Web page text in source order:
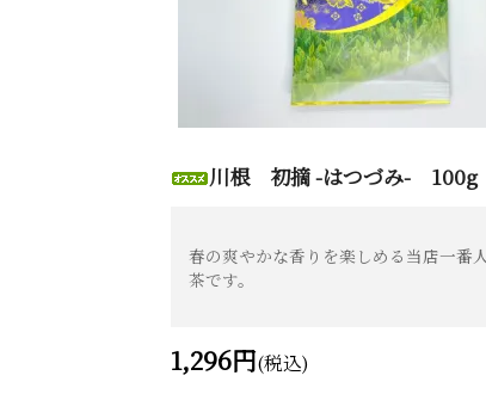
川根 初摘 -はつづみ- 100g
春の爽やかな香りを楽しめる当店一番
茶です。
1,296円(税込)